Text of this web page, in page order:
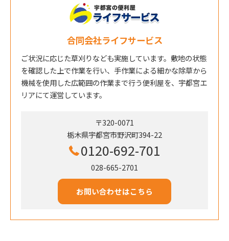
合同会社ライフサービス
ご状況に応じた草刈りなども実施しています。敷地の状態
を確認した上で作業を行い、手作業による細かな除草から
機械を使用した広範囲の作業まで行う便利屋を、宇都宮エ
リアにて運営しています。
〒320-0071
栃木県宇都宮市野沢町394-22
0120-692-701
028-665-2701
お問い合わせはこちら